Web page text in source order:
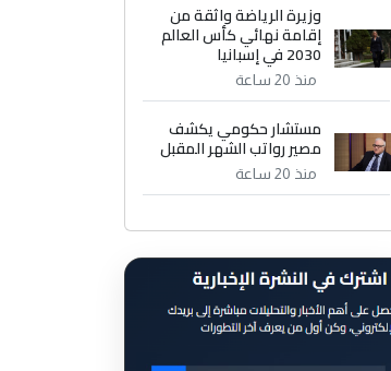
وزيرة الرياضة واثقة من
إقامة نهائي كأس العالم
2030 في إسبانيا
منذ 20 ساعة
مستشار حكومي يكشف
مصير رواتب الشهر المقبل
منذ 20 ساعة